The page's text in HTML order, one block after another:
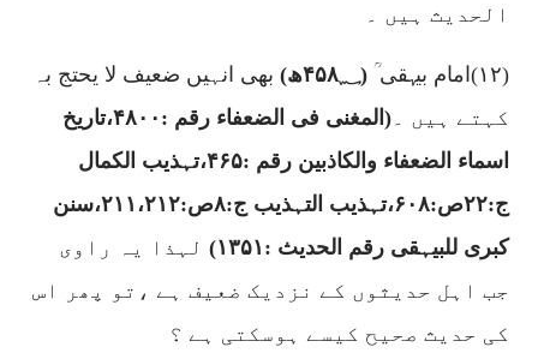
الحدیث ہیں ۔
(۱۲) امام بیہقی ؒ (۴۵۸؁ھ) بھی انہیں ضعیف لا یحتج بہ
کہتے ہیں ۔(المغنی فی الضعفاء رقم : ۴۸۰۰،تاریخ
اسماء الضعفاء والکاذبین رقم :۴۶۵،تہذیب الکمال
ج:۲۲ص:۶۰۸،تہذیب التہذیب ج:۸ص:۲۱۱،۲۱۲،سنن
کبری للبیہقی رقم الحدیث : ۱۳۵۱)
لہذا یہ راوی
جب اہل حدیثوں کے نزدیک ضعیف ہے ،تو پھر اس
کی حدیث صحیح کیسے ہوسکتی ہے ؟